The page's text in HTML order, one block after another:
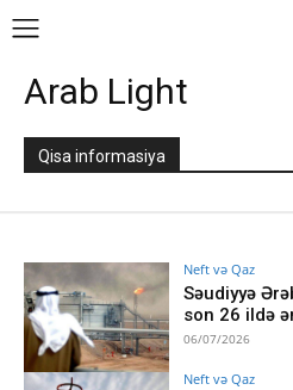
Arab Light
Qisa informasiya
Neft və Qaz
Səudiyyə
son 26 ildə
06/07/2026
Neft və Qaz